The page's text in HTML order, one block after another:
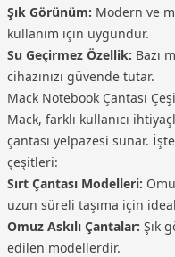
Şık Görünüm: Modern ve
kullanım için uygundur.
Su Geçirmez Özellik: Bazı
cihazınızı güvende tutar.
Mack Notebook Çantası
Mack, farklı kullanıcı
çantası yelpazesi sunar.
çeşitleri:
Sırt Çantası Modelleri:
uzun süreli taşıma için
Omuz Askılı Çantalar: Şık
edilen modellerdir.